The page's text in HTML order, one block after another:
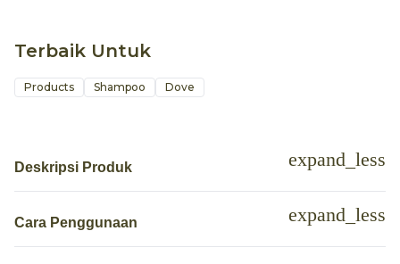
Terbaik Untuk
Products Shampoo Dove
Deskripsi Produk
Cara Penggunaan